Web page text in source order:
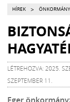
HÍREK >
LÉTREHOZVA: 2025.
SZEPTEMBER 11.
Eger